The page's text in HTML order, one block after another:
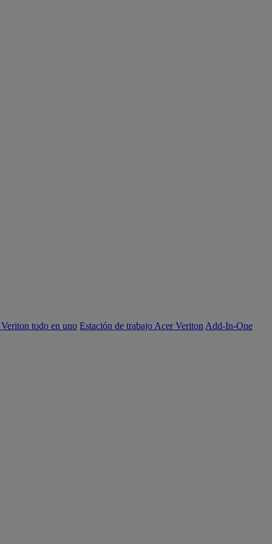
todo en uno Estación de trabajo Acer Veriton Add-In-One